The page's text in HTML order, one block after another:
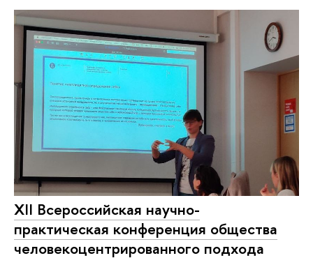
XII Всероссийская научно-
практическая конференция общества
человекоцентрированного подхода